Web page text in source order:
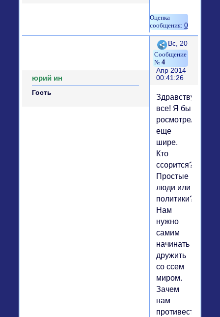
0
Поделиться
4
Вс, 20
Апр 2014
00:41:26
юрий ин
Гость
Здравствуйте
все! Я бы
росмотрел
еще
шире.
Кто
ссорится?
Простые
люди или
политики?
Нам
нужно
самим
начинать
дружить
со ссем
миром.
Зачем
нам